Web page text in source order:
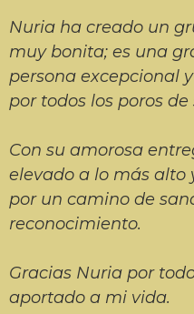
Nuria ha creado un
muy bonita; es una
persona excepcional
por todos los poros de
Con su amorosa
elevado a lo más alto
por un camino de
reconocimiento.
Gracias Nuria por
aportado a mi vida.